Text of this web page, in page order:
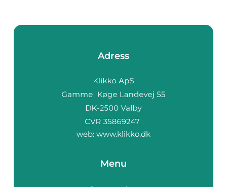
Adress
web: www.klikko.dk
Menu